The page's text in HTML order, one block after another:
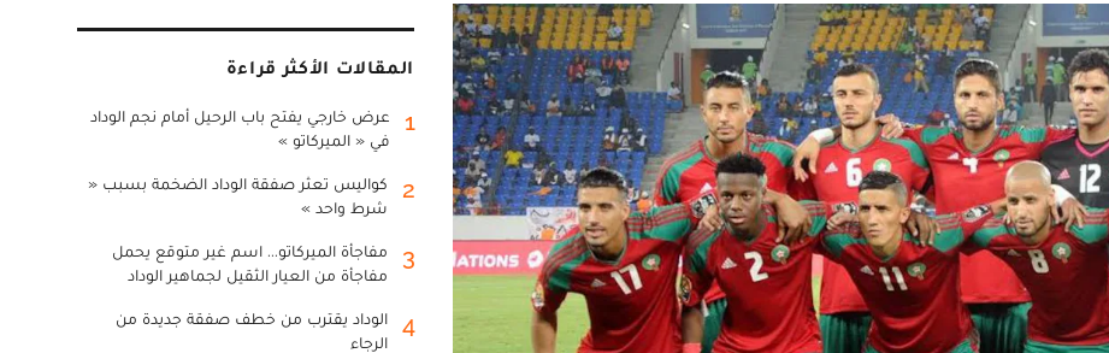
المقالات الأكثر قراءة
1
عرض خارجي يفتح باب الرحيل أمام نجم الوداد
في « الميركاتو »
2
كواليس تعثر صفقة الوداد الضخمة بسبب «
شرط واحد »
3
مفاجأة الميركاتو... اسم غير متوقع يحمل
مفاجأة من العيار الثقيل لجماهير الوداد
4
الوداد يقترب من خطف صفقة جديدة من
الرجاء